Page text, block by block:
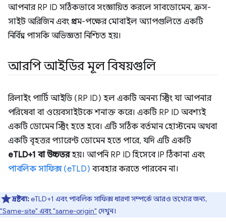
আপনার RP ID সঠিকভাবে সংজ্ঞায়িত করলে সাবডোমেন, ক্রস-
সাইট অরিজিন এবং প্রথম-পক্ষের মোবাইল অ্যাপগুলিতে একটি
নির্বিঘ্ন পাসকি অভিজ্ঞতা নিশ্চিত হয়।
আরপি আইডির মূল বিষয়গুলি
রিলাইং পার্টি আইডি (RP ID) হল একটি অনন্য স্ট্রিং যা আপনার
পরিষেবা বা ওয়েবসাইটকে শনাক্ত করে। একটি RP ID অবশ্যই
একটি ডোমেন স্ট্রিং হতে হবে। এটি সঠিক বর্তমান হোস্টনেম অথবা
একটি বৃহত্তর প্যারেন্ট ডোমেন হতে পারে, যদি এটি একটি
eTLD+1 বা উচ্চতরহয়। আপনি RP ID হিসেবে IP ঠিকানা এবং
পাবলিক সাফিক্স (eTLD) ব্যবহার করতে পারবেন না।
দ্রষ্টব্য:eTLD+1 এবং পাবলিক সাফিক্স ধারণা সম্পর্কে আরও তথ্যের জন্য,
"Same-site" এবং "same-origin" দেখুন।